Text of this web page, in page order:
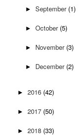
► September (1)
► October (5)
► November (3)
► December (2)
► 2016 (42)
► 2017 (50)
► 2018 (33)